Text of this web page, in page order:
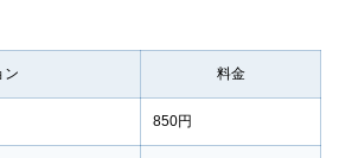
ン 料金
850円